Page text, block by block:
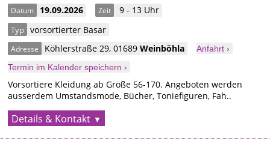
Datum 19.09.2026 Zeit 9 - 13 Uhr
Typ vorsortierter Basar
Adresse Köhlerstraße 29,01689Weinböhla
Anfahrt ›
Termin im Kalender speichern ›
Vorsortiere Kleidung ab Größe 56-170. Angeboten werden
ausserdem Umstandsmode, Bücher, Toniefiguren, Fah..
Details & Kontakt